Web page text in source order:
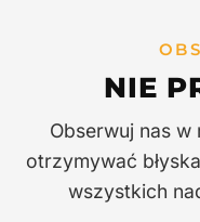
BĄDŹ NA
Kostium
Konkurencja:
nagrody od
NIE
Obserwuj nas w
otrzymywać
wszystkich